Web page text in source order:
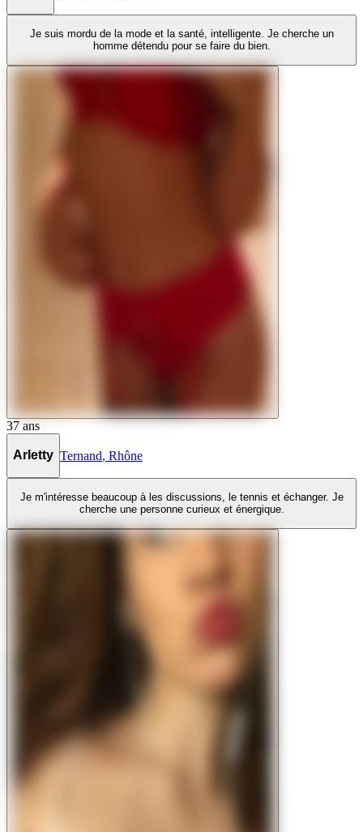
Je suis mordu de la mode et la santé, intelligente. Je cherche un
homme détendu pour se faire du bien.
37 ans
Arletty Ternand, Rhône
Je m'intéresse beaucoup à les discussions, le tennis et échanger. Je
cherche une personne curieux et énergique.